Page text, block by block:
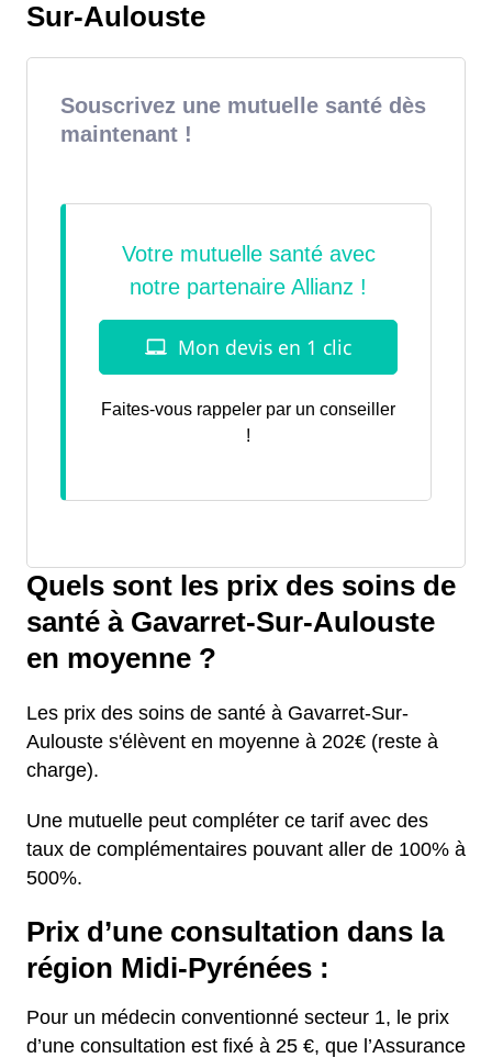
Sur-Aulouste
Souscrivez une mutuelle santé dès
maintenant !
Faites-vous rappeler par un conseiller
!
Quels sont les prix des soins de
santé à Gavarret-Sur-Aulouste
en moyenne ?
Les prix des soins de santé à Gavarret-Sur-
Aulouste s'élèvent en moyenne à 202€ (reste à
charge).
Une mutuelle peut compléter ce tarif avec des
taux de complémentaires pouvant aller de 100% à
500%.
Prix d’une consultation dans la
région Midi-Pyrénées :
Pour un médecin conventionné secteur 1, le prix
d’une consultation est fixé à 25 €, que l’Assurance